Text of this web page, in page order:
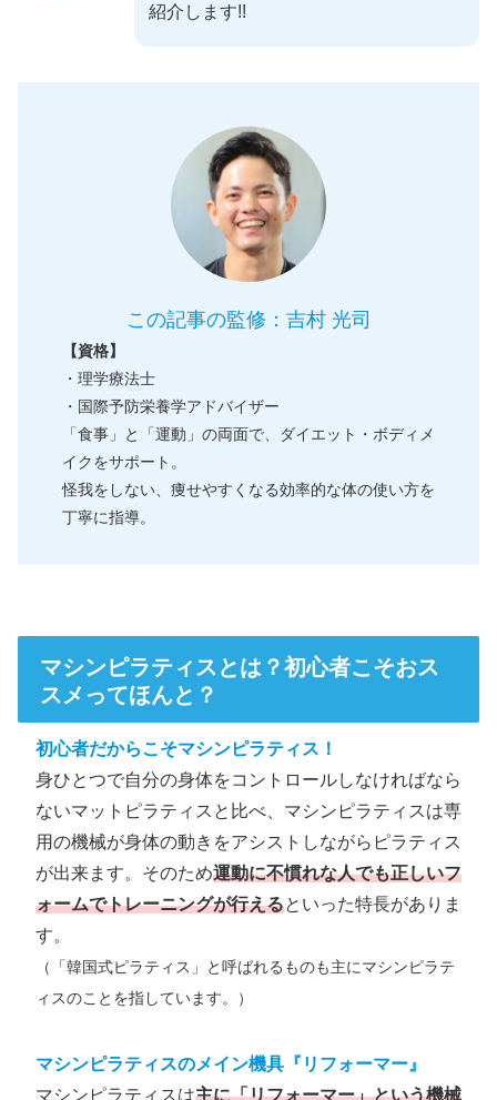
紹介します!!
この記事の監修：吉村 光司
【資格】
・理学療法士
・国際予防栄養学アドバイザー
「食事」と「運動」の両面で、ダイエット・ボディメ
イクをサポート。
怪我をしない、痩せやすくなる効率的な体の使い方を
丁寧に指導。
マシンピラティスとは？初心者こそおス
スメってほんと？
初心者だからこそマシンピラティス！
身ひとつで自分の身体をコントロールしなければなら
ないマットピラティスと比べ、マシンピラティスは専
用の機械が身体の動きをアシストしながらピラティス
が出来ます。そのため運動に不慣れな人でも正しいフ
ォームでトレーニングが行えるといった特長がありま
す。
（「韓国式ピラティス」と呼ばれるものも主にマシンピラテ
ィスのことを指しています。）
マシンピラティスのメイン機具『リフォーマー』
マシンピラティスは主に「リフォーマー」という機械